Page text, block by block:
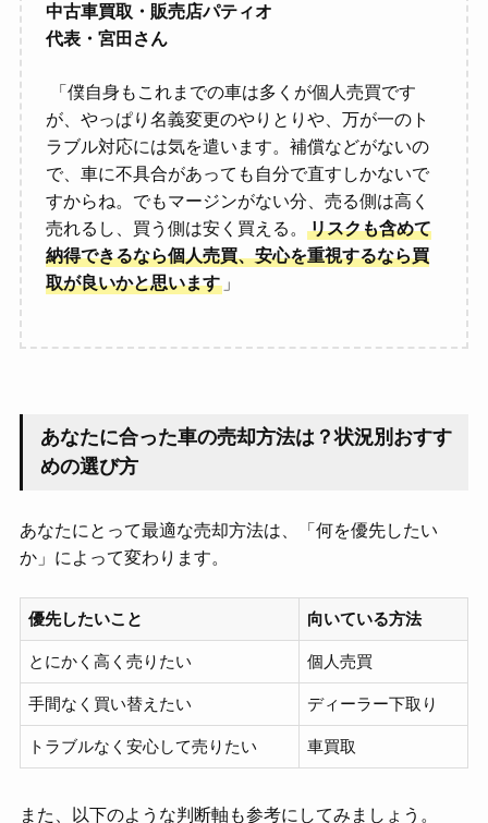
中古車買取・販売店パティオ
代表・宮田さん
「僕自身もこれまでの車は多くが個人売買です
が、やっぱり名義変更のやりとりや、万が一のト
ラブル対応には気を遣います。補償などがないの
で、車に不具合があっても自分で直すしかないで
すからね。でもマージンがない分、売る側は高く
売れるし、買う側は安く買える。リスクも含めて
納得できるなら個人売買、安心を重視するなら買
取が良いかと思います 」
あなたに合った車の売却方法は？状況別おすす
めの選び方
あなたにとって最適な売却方法は、「何を優先したい
か」によって変わります。
優先したいこと 向いている方法
とにかく高く売りたい 個人売買
手間なく買い替えたい ディーラー下取り
トラブルなく安心して売りたい 車買取
また、以下のような判断軸も参考にしてみましょう。